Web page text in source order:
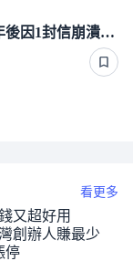
45歲工程師買ETF存到2000萬爽退休 半年後因1封信崩潰重回職場
看更多
又超好用
創辦人賺最少
停